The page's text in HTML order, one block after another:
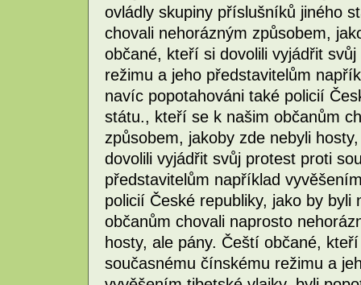
ovládly skupiny příslušníků jiného
chovali nehorázným způsobem,
občané, kteří si dovolili vyjádřit
režimu a jeho představitelům
navíc popotahováni také policií
státu., kteří se k našim občanům
způsobem, jakoby zde nebyli
dovolili vyjádřit svůj protest proti
představitelům například
policií České republiky, jako by
občanům chovali naprosto
hosty, ale pány. Čeští občané,
současnému čínskému režimu a